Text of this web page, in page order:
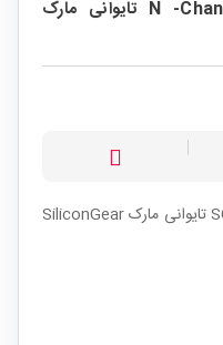
ماسفت SG30N08P نوع N -Channel تایوانی مارک
ماسفت 30 ولت 360 آمپر SG30N08P تایوانی مارک SiliconGear